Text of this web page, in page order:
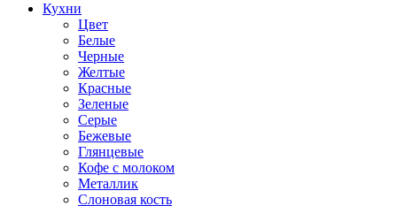
Кухни
Цвет
Белые
Черные
Желтые
Красные
Зеленые
Серые
Бежевые
Глянцевые
Кофе с молоком
Металлик
Слоновая кость